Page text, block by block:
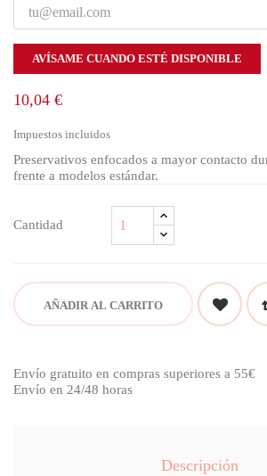
AVÍSAME CUANDO ESTÉ DISPONIBLE
10,04 €
Impuestos incluidos
Preservativos enfocados a mayor contacto
frente a modelos estándar.
Cantidad
AÑADIR AL CARRITO
Envío gratuito en compras superiores a 55€
Envío en 24/48 horas
Descripción